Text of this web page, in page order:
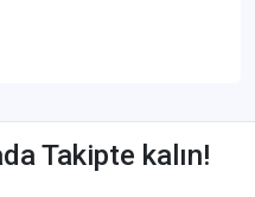
Takipte kalın!